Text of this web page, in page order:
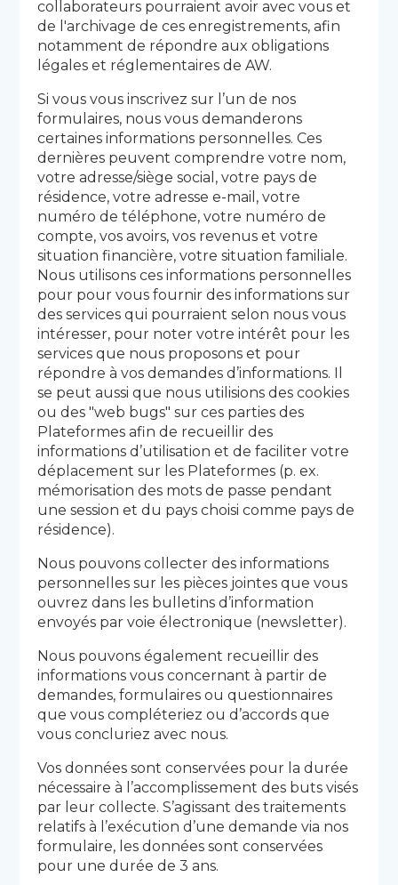
collaborateurs pourraient avoir avec vous et
de l'archivage de ces enregistrements, afin
notamment de répondre aux obligations
légales et réglementaires de AW.
Si vous vous inscrivez sur l’un de nos
formulaires, nous vous demanderons
certaines informations personnelles. Ces
dernières peuvent comprendre votre nom,
votre adresse/siège social, votre pays de
résidence, votre adresse e-mail, votre
numéro de téléphone, votre numéro de
compte, vos avoirs, vos revenus et votre
situation financière, votre situation familiale.
Nous utilisons ces informations personnelles
pour pour vous fournir des informations sur
des services qui pourraient selon nous vous
intéresser, pour noter votre intérêt pour les
services que nous proposons et pour
répondre à vos demandes d’informations. Il
se peut aussi que nous utilisions des cookies
ou des "web bugs" sur ces parties des
Plateformes afin de recueillir des
informations d’utilisation et de faciliter votre
déplacement sur les Plateformes (p. ex.
mémorisation des mots de passe pendant
une session et du pays choisi comme pays de
résidence).
Nous pouvons collecter des informations
personnelles sur les pièces jointes que vous
ouvrez dans les bulletins d’information
envoyés par voie électronique (newsletter).
Nous pouvons également recueillir des
informations vous concernant à partir de
demandes, formulaires ou questionnaires
que vous compléteriez ou d’accords que
vous concluriez avec nous.
Vos données sont conservées pour la durée
nécessaire à l’accomplissement des buts visés
par leur collecte. S’agissant des traitements
relatifs à l’exécution d’une demande via nos
formulaire, les données sont conservées
pour une durée de 3 ans.